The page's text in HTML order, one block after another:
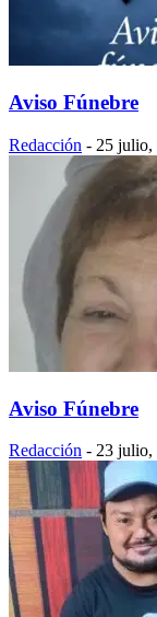
Aviso Fúnebre
Redacción - 25 julio,
Aviso Fúnebre
Redacción - 23 julio,